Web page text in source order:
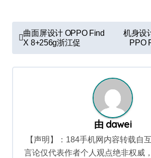
文
章
导
曲面屏设计 OPPO Find
X 8+256g浙江促
机身设
PPO
由 dawei
【声明】：184手机网内容转载自
言论仅代表作者个人观点绝非权威